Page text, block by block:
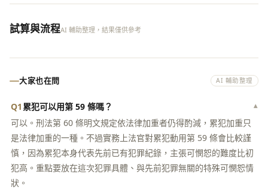
試算與流程AI 輔助整理，結果僅供參考
大家也在問 AI 輔助整理
Q1 累犯可以用第 59 條嗎？ ▾
可以。刑法第 60 條明文規定依法律加重者仍得酌減，累犯加重只
是法律加重的一種。不過實務上法官對累犯動用第 59 條會比較謹
慎，因為累犯本身代表先前已有犯罪紀錄，主張可憫恕的難度比初
犯高。重點要放在這次犯罪具體、與先前犯罪無關的特殊可憫恕情
狀。